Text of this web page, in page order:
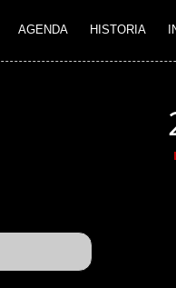
AGENDA HISTORIA